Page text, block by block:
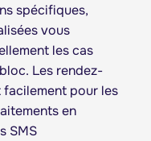
spécifiques,
vous
les cas
Les rendez-
pour les
en
SMS